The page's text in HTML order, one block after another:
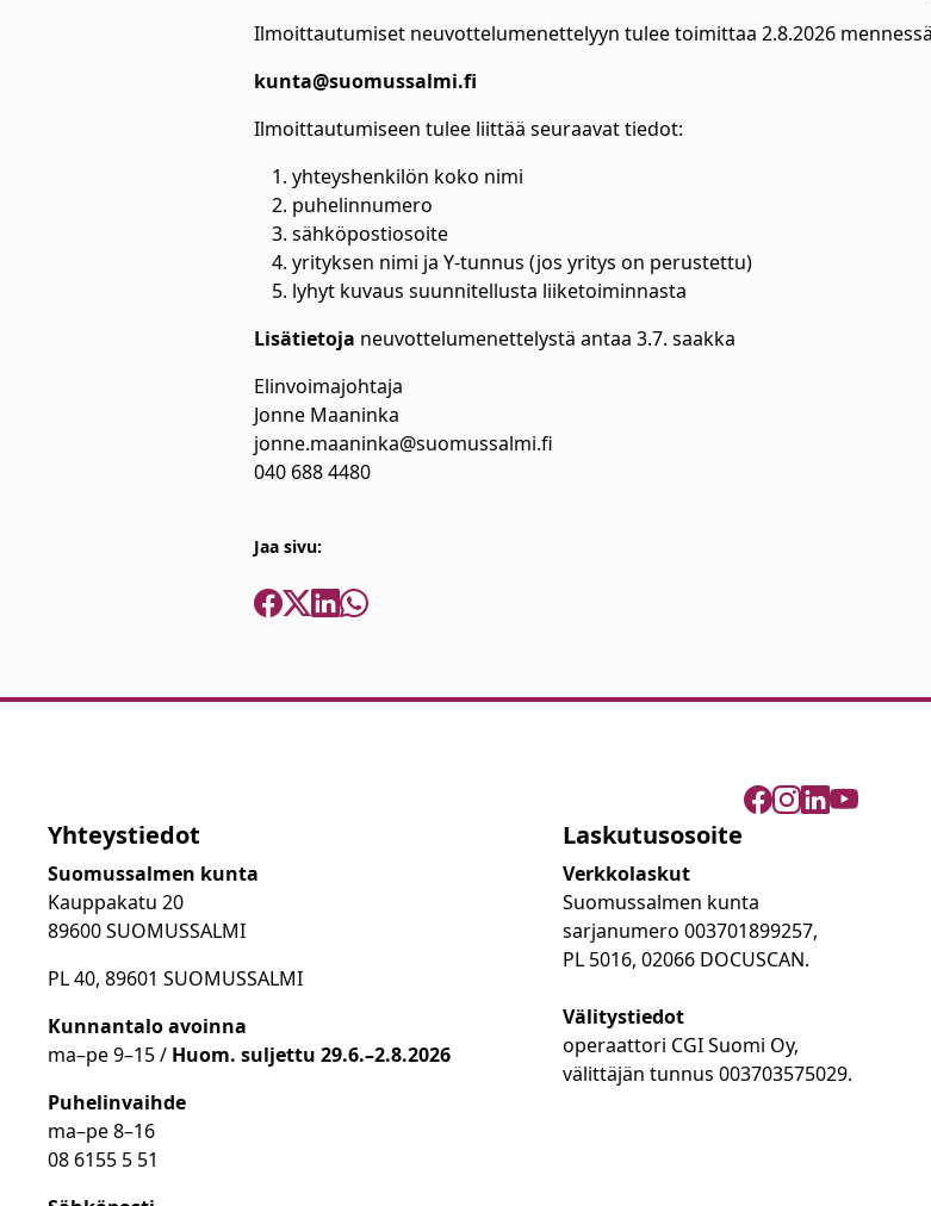
Ilmoittautumiset neuvottelumenettelyyn tulee toimittaa 2.8.2026
kunta@suomussalmi.fi
Ilmoittautumiseen tulee liittää seuraavat tiedot:
yhteyshenkilön koko nimi
puhelinnumero
sähköpostiosoite
yrityksen nimi ja Y-tunnus (jos yritys on perustettu)
lyhyt kuvaus suunnitellusta liiketoiminnasta
Lisätietoja neuvottelumenettelystä antaa 3.7. saakka
Elinvoimajohtaja
Jonne Maaninka
jonne.maaninka@suomussalmi.fi
040 688 4480
Jaa sivu:
Yhteystiedot
Suomussalmen kunta
Kauppakatu 20
89600 SUOMUSSALMI
PL 40, 89601 SUOMUSSALMI
Kunnantalo avoinna
ma–pe 9–15 / Huom. suljettu 29.6.–2.8.2026
Puhelinvaihde
ma–pe 8–16
08 6155 5 51
Laskutusosoite
Verkkolaskut
Suomussalmen kunta
sarjanumero 003701899257,
PL 5016, 02066 DOCUSCAN.
Välitystiedot
operaattori CGI Suomi Oy,
välittäjän tunnus 003703575029.